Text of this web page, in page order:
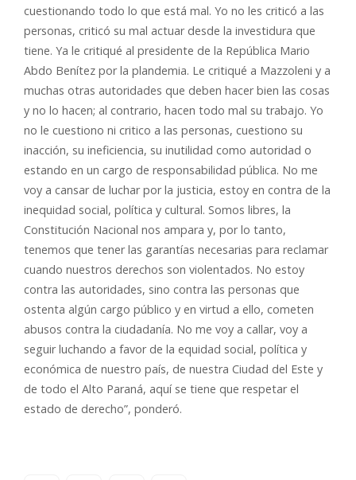
cuestionando todo lo que está mal. Yo no les criticó a las
personas, criticó su mal actuar desde la investidura que
tiene. Ya le critiqué al presidente de la República Mario
Abdo Benítez por la plandemia. Le critiqué a Mazzoleni y a
muchas otras autoridades que deben hacer bien las cosas
y no lo hacen; al contrario, hacen todo mal su trabajo. Yo
no le cuestiono ni critico a las personas, cuestiono su
inacción, su ineficiencia, su inutilidad como autoridad o
estando en un cargo de responsabilidad pública. No me
voy a cansar de luchar por la justicia, estoy en contra de la
inequidad social, política y cultural. Somos libres, la
Constitución Nacional nos ampara y, por lo tanto,
tenemos que tener las garantías necesarias para reclamar
cuando nuestros derechos son violentados. No estoy
contra las autoridades, sino contra las personas que
ostenta algún cargo público y en virtud a ello, cometen
abusos contra la ciudadanía. No me voy a callar, voy a
seguir luchando a favor de la equidad social, política y
económica de nuestro país, de nuestra Ciudad del Este y
de todo el Alto Paraná, aquí se tiene que respetar el
estado de derecho”, ponderó.